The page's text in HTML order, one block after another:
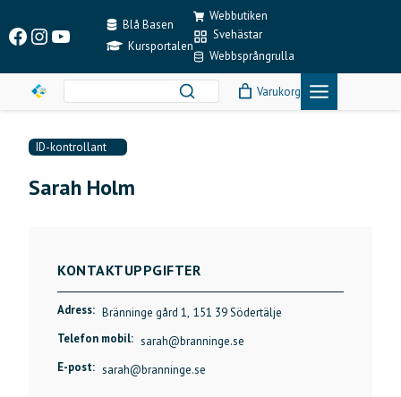
content
Facebook
Instagram
YouTubeBlå Basen
Kursportalen
Webbutiken
Svehästar
Webbsprångrulla
Varukorg
ID-kontrollant
Sarah Holm
KONTAKTUPPGIFTER
Adress: Bränninge gård 1, 151 39 Södertälje
Telefon mobil: sarah@branninge.se
E-post: sarah@branninge.se